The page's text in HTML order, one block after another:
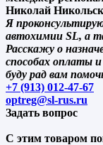
Николай
Я
автохимии SL, а
Расскажу о
способах оплаты
буду рад вам
+7 (913) 012-47-67
optreg@sl-rus.ru
Задать вопрос
С этим товаром